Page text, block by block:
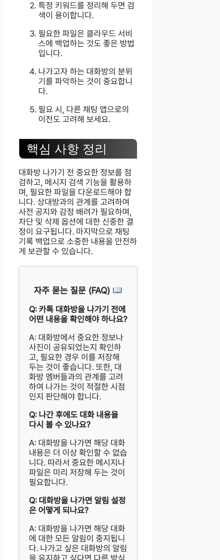
특정 키워드를 정리해 두면 검
색이 용이합니다.
필요한 파일은 클라우드 서비
스에 백업하는 것도 좋은 방법
입니다.
나가고자 하는 대화방의 분위
기를 파악하는 것이 중요합니
다.
필요 시, 다른 채팅 앱으로의
이전도 고려해 보세요.
핵심 사항 정리
대화방 나가기 전 중요한 정보를 점
검하고, 메시지 검색 기능을 활용하
며, 필요한 파일을 다운로드해야 합
니다. 상대방과의 관계를 고려하여
사전 공지와 감정 배려가 필요하며,
차단 및 삭제 옵션에 대한 신중한 결
정이 요구됩니다. 마지막으로 채팅
기록 백업으로 소중한 내용을 안전하
게 보관할 수 있습니다.
자주 묻는 질문 (FAQ)
Q: 카톡 대화방을 나가기 전에
어떤 내용을 확인해야 하나요?
A: 대화방에서 중요한 정보나
사진이 공유되었는지 확인하
고, 필요한 경우 이를 저장해
두는 것이 좋습니다. 또한, 대
화방 멤버들과의 관계를 고려
하여 나가는 것이 적절한 시점
인지 판단해야 합니다.
Q: 나간 후에도 대화 내용을
다시 볼 수 있나요?
A: 대화방을 나가면 해당 대화
내용은 더 이상 확인할 수 없습
니다. 따라서 중요한 메시지나
파일은 미리 저장해 두는 것이
필요합니다.
Q: 대화방을 나가면 알림 설정
은 어떻게 되나요?
A: 대화방을 나가면 해당 대화
에 대한 모든 알림이 중지됩니
다. 나가고 싶은 대화방의 알림
을 유지하고 싶다면 다른 방식